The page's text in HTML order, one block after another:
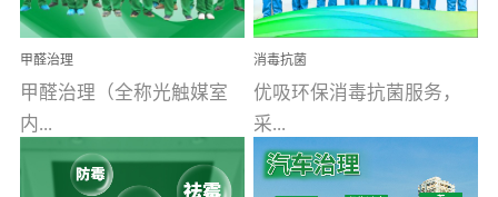
甲醛治理
甲醛治理（全称光触媒室
内...
消毒抗菌
优吸环保消毒抗菌服务，
采...